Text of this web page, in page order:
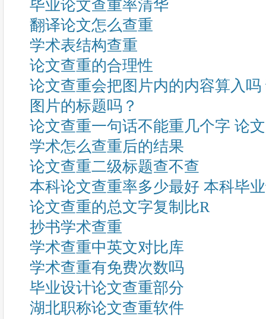
毕业论文查重率清华
翻译论文怎么查重
学术表结构查重
论文查重的合理性
论文查重会把图片内的内容算入
图片的标题吗？
论文查重一句话不能重几个字 论
学术怎么查重后的结果
论文查重二级标题查不查
本科论文查重率多少最好 本科毕
论文查重的总文字复制比R
抄书学术查重
学术查重中英文对比库
学术查重有免费次数吗
毕业设计论文查重部分
湖北职称论文查重软件